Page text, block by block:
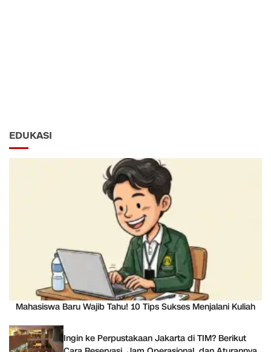
EDUKASI
Mahasiswa Baru Wajib Tahu! 10 Tips Sukses Menjalani Kuliah
Ingin ke Perpustakaan Jakarta di TIM? Berikut